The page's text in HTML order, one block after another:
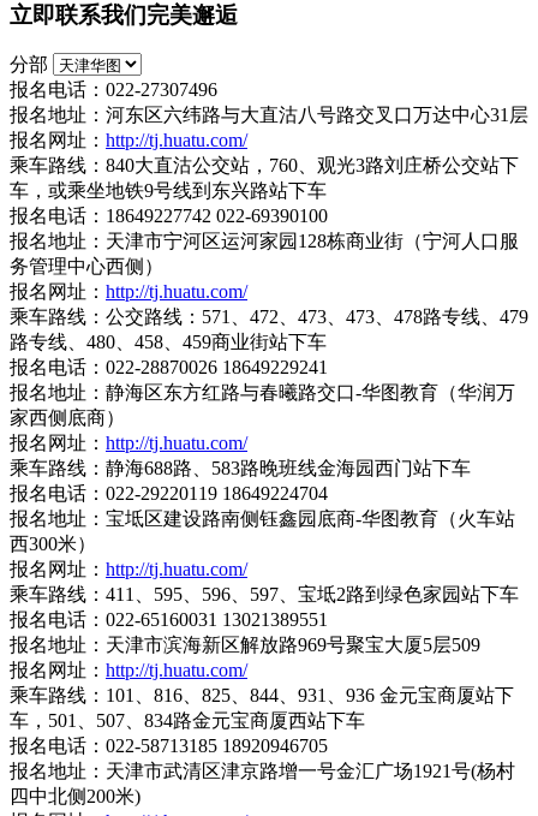
立即联系我们完美邂逅
分部
报名电话：022-27307496
报名地址：河东区六纬路与大直沽八号路交叉口万达中心31层
报名网址： http://tj.huatu.com/
乘车路线：840大直沽公交站，760、观光3路刘庄桥公交站下
车，或乘坐地铁9号线到东兴路站下车
报名电话：18649227742 022-69390100
报名地址：天津市宁河区运河家园128栋商业街（宁河人口服
务管理中心西侧）
报名网址： http://tj.huatu.com/
乘车路线：公交路线：571、472、473、473、478路专线、479
路专线、480、458、459商业街站下车
报名电话：022-28870026 18649229241
报名地址：静海区东方红路与春曦路交口-华图教育（华润万
家西侧底商）
报名网址： http://tj.huatu.com/
乘车路线：静海688路、583路晚班线金海园西门站下车
报名电话：022-29220119 18649224704
报名地址：宝坻区建设路南侧钰鑫园底商-华图教育（火车站
西300米）
报名网址： http://tj.huatu.com/
乘车路线：411、595、596、597、宝坻2路到绿色家园站下车
报名电话：022-65160031 13021389551
报名地址：天津市滨海新区解放路969号聚宝大厦5层509
报名网址： http://tj.huatu.com/
乘车路线：101、816、825、844、931、936 金元宝商厦站下
车，501、507、834路金元宝商厦西站下车
报名电话：022-58713185 18920946705
报名地址：天津市武清区津京路增一号金汇广场1921号(杨村
四中北侧200米)